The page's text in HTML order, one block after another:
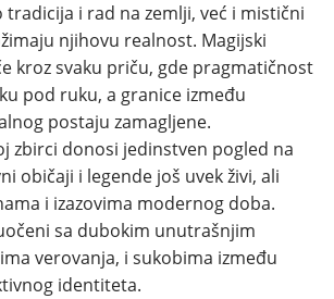
i rad na zemlji, već i mistični
njihovu realnost. Magijski
kroz svaku priču, gde pragmatičnost
pod ruku, a granice između
postaju zamagljene.
zbirci donosi jedinstven pogled na
običaji i legende još uvek živi, ali
i izazovima modernog doba.
sa dubokim unutrašnjim
verovanja, i sukobima između
identiteta.